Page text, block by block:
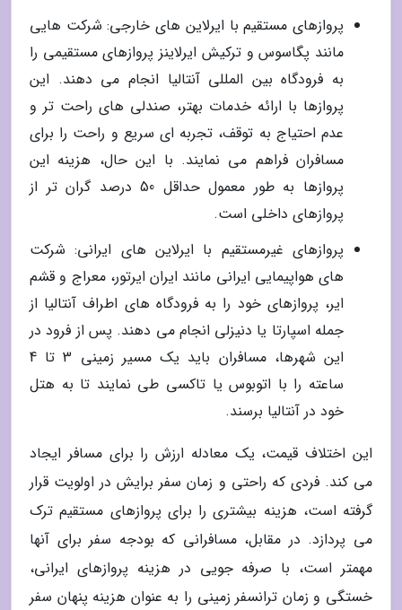
پروازهای مستقیم با ایرلاین های خارجی: شرکت هایی
مانند پگاسوس و ترکیش ایرلاینز پروازهای مستقیمی را
به فرودگاه بین المللی آنتالیا انجام می دهند. این
پروازها با ارائه خدمات بهتر، صندلی های راحت تر و
عدم احتیاج به توقف، تجربه ای سریع و راحت را برای
مسافران فراهم می نمایند. با این حال، هزینه این
پروازها به طور معمول حداقل 50 درصد گران تر از
پروازهای داخلی است.
پروازهای غیرمستقیم با ایرلاین های ایرانی: شرکت
های هواپیمایی ایرانی مانند ایران ایرتور، معراج و قشم
ایر، پروازهای خود را به فرودگاه های اطراف آنتالیا از
جمله اسپارتا یا دنیزلی انجام می دهند. پس از فرود در
این شهرها، مسافران باید یک مسیر زمینی 3 تا 4
ساعته را با اتوبوس یا تاکسی طی نمایند تا به هتل
خود در آنتالیا برسند.
این اختلاف قیمت، یک معادله ارزش را برای مسافر ایجاد
می کند. فردی که راحتی و زمان سفر برایش در اولویت قرار
گرفته است، هزینه بیشتری را برای پروازهای مستقیم ترک
می پردازد. در مقابل، مسافرانی که بودجه سفر برای آنها
مهمتر است، با صرفه جویی در هزینه پروازهای ایرانی،
خستگی و زمان ترانسفر زمینی را به عنوان هزینه پنهان سفر